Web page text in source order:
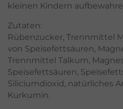
kleinen Kindern
Zutaten:
Rübenzucker, Trennmittel
von Speisefettsäuren,
Trennmittel Talkum,
Speisefettsäuren,
Siliciumdioxid, natürliches
Kurkumin.